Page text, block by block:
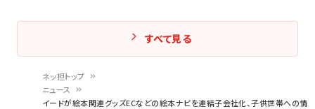
ネッ担トップ
ニュース
イードが絵本関連グッズECなどの絵本ナビを連結子会社化、子供世帯への情
すべて見る